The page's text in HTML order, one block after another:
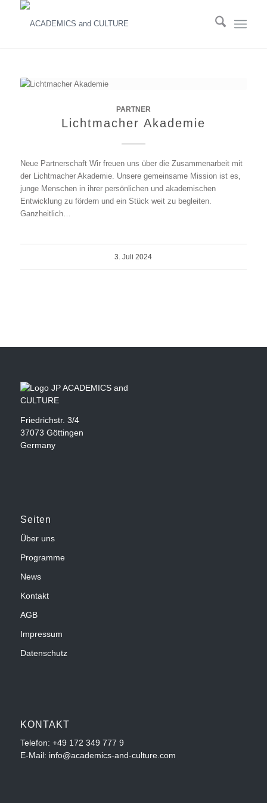
PARTNER
Lichtmacher Akademie
Neue Partnerschaft Wir freuen uns über die Zusammenarbeit mit
der Lichtmacher Akademie. Unsere gemeinsame Mission ist es,
junge Menschen in ihrer persönlichen und akademischen
Entwicklung zu fördern und ein Stück weit zu begleiten.
Ganzheitlich…
3. Juli 2024
Friedrichstr. 3/4
37073 Göttingen
Germany
Seiten
Über uns
Programme
News
Kontakt
AGB
Impressum
Datenschutz
KONTAKT
Telefon: +49 172 349 777 9
E-Mail: info@academics-and-culture.com